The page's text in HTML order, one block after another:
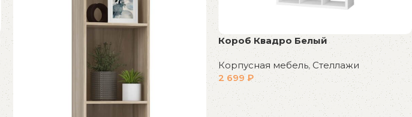
Короб Квадро Белый
Корпусная мебель,Стеллажи
2 699₽
В корзину